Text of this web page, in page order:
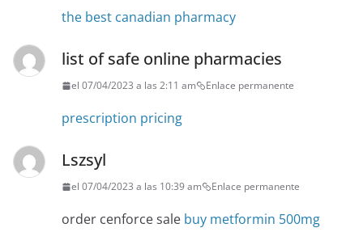
the best canadian pharmacy
list of safe online pharmacies
el 07/04/2023 a las 2:11 am Enlace permanente
prescription pricing
Lszsyl
el 07/04/2023 a las 10:39 am Enlace permanente
order cenforce sale buy metformin 500mg